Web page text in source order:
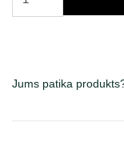
&
Jums patika